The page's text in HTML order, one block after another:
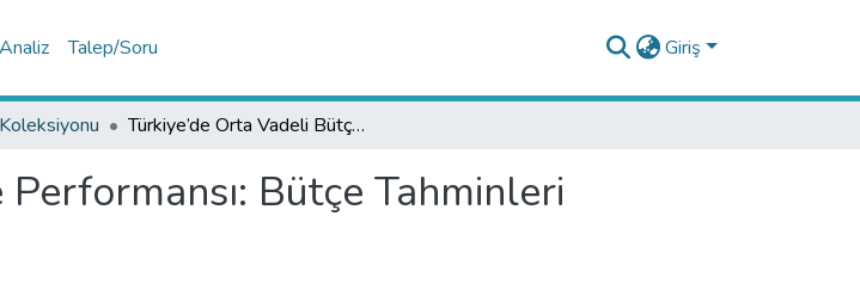
Analiz Talep/Soru Giriş
Türkiye’de Orta Vadeli Bütçeleme Performansı: Bütçe Tahminleri Üzerinden Bir Analiz
Bütçe Tahminleri